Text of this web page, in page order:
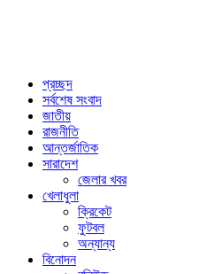
প্রচ্ছদ
সর্বশেষ সংবাদ
জাতীয়
রাজনীতি
আন্তর্জাতিক
সারাদেশ
জেলার খবর
খেলাধুলা
ক্রিকেট
ফুটবল
অন্যান্য
বিনোদন